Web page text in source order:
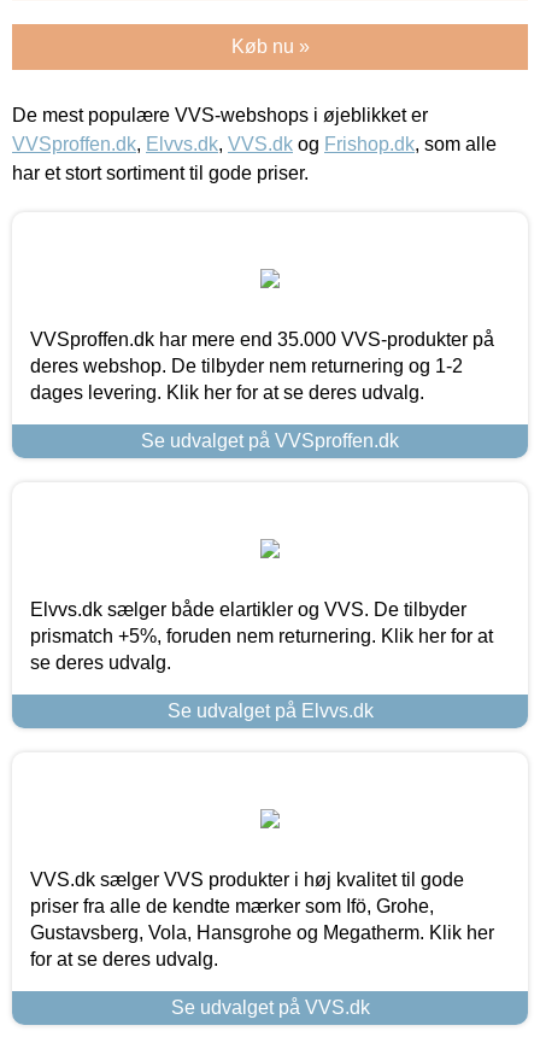
Køb nu »
De mest populære VVS-webshops i øjeblikket er
VVSproffen.dk, Elvvs.dk, VVS.dk og Frishop.dk, som alle
har et stort sortiment til gode priser.
VVSproffen.dk har mere end 35.000 VVS-produkter på
deres webshop. De tilbyder nem returnering og 1-2
dages levering. Klik her for at se deres udvalg.
Se udvalget på VVSproffen.dk
Elvvs.dk sælger både elartikler og VVS. De tilbyder
prismatch +5%, foruden nem returnering. Klik her for at
se deres udvalg.
Se udvalget på Elvvs.dk
VVS.dk sælger VVS produkter i høj kvalitet til gode
priser fra alle de kendte mærker som Ifö, Grohe,
Gustavsberg, Vola, Hansgrohe og Megatherm. Klik her
for at se deres udvalg.
Se udvalget på VVS.dk